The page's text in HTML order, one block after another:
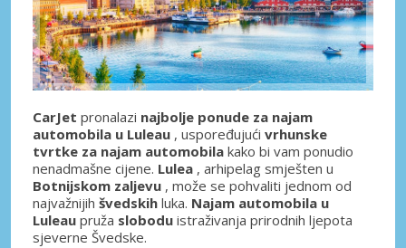
CarJet pronalazi najbolje ponude za najam
automobila u Luleau , uspoređujući vrhunske
tvrtke za najam automobila kako bi vam ponudio
nenadmašne cijene. Lulea , arhipelag smješten u
Botnijskom zaljevu , može se pohvaliti jednom od
najvažnijih švedskih luka. Najam automobila u
Luleau pruža slobodu istraživanja prirodnih ljepota
sjeverne Švedske.